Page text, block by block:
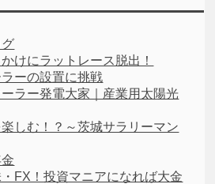
けにラットレース脱出！
ーの設置に挑戦
ラー発電大家｜産業用太陽光
しむ！？～茨城サラリーマン
FX！投資マニアになれば大金